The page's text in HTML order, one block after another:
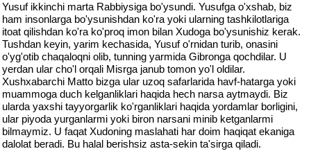
Yusuf ikkinchi marta Rabbiysiga bo'ysundi. Yusufga o'xshab, biz
ham insonlarga bo'ysunishdan ko'ra yoki ularning tashkilotlariga
itoat qilishdan ko'ra ko'proq imon bilan Xudoga bo'ysunishiz kerak.
Tushdan keyin, yarim kechasida, Yusuf o'rnidan turib, onasini
o'yg'otib chaqaloqni olib, tunning yarmida Gibronga qochdilar. U
yerdan ular cho'l orqali Misrga janub tomon yo'l oldilar.
Xushxabarchi Matto bizga ular uzoq safarlarida havf-hatarga yoki
muammoga duch kelganliklari haqida hech narsa aytmaydi. Biz
ularda yaxshi tayyorgarlik ko'rganliklari haqida yordamlar borligini,
ular piyoda yurganlarmi yoki biron narsani minib ketganlarmi
bilmaymiz. U faqat Xudoning maslahati har doim haqiqat ekaniga
dalolat beradi. Bu halal berishsiz asta-sekin ta'sirga qiladi.